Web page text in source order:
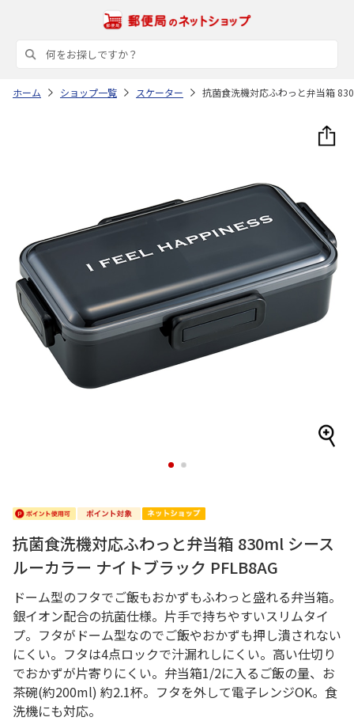
ホーム ショップ一覧 スケーター 抗菌食洗機対応ふわっと弁当箱
1 2
抗菌食洗機対応ふわっと弁当箱 830ml シース
ルーカラー ナイトブラック PFLB8AG
ドーム型のフタでご飯もおかずもふわっと盛れる弁当箱。
銀イオン配合の抗菌仕様。片手で持ちやすいスリムタイ
プ。フタがドーム型なのでご飯やおかずも押し潰されない
にくい。フタは4点ロックで汁漏れしにくい。高い仕切り
でおかずが片寄りにくい。弁当箱1/2に入るご飯の量、お
茶碗(約200ml) 約2.1杯。フタを外して電子レンジOK。食
洗機にも対応。